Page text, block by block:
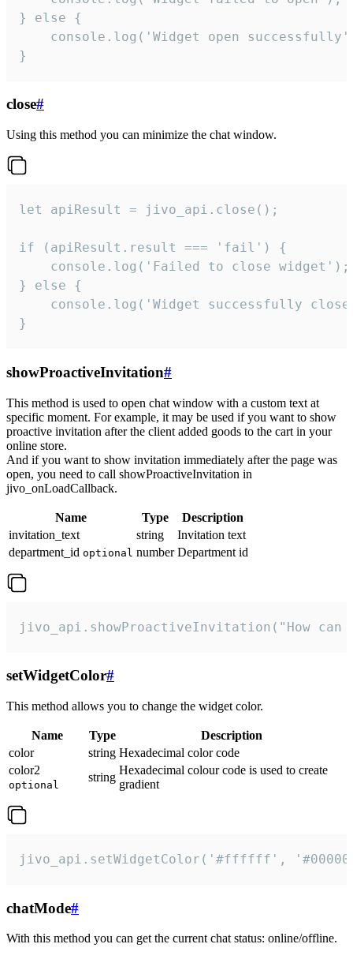
} else {
console.log('Widget open
}
close#
Using this method you can minimize the chat window.
let apiResult = jivo_api.close();
if (apiResult.result === 'fail') {
    console.log('Failed to close widget');
} else {
console.log('Widget successfully
}
showProactiveInvitation#
This method is used to open chat window with a custom text at
specific moment. For example, it may be used if you want to show
proactive invitation after the client added goods to the cart in your
online store.
And if you want to show invitation immediately after the page was
open, you need to call showProactiveInvitation in
jivo_onLoadCallback.
Name Type
Description
invitation_text
string
Invitation text
department_id optional number Department id
jivo_api.showProactiveInvitation("How
setWidgetColor#
This method allows you to change the widget color.
Name Type
Description
color
string Hexadecimal color code
color2
optional
string
Hexadecimal colour code is used to create
gradient
jivo_api.setWidgetColor('#ffffff',
chatMode#
With this method you can get the current chat status: online/offline.